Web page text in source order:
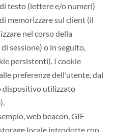
testo (lettere e/o numeri)
memorizzare sul client (il
nel corso della
sessione) o in seguito,
persistenti). I cookie
preferenze dell’utente, dal
dispositivo utilizzato
web beacon, GIF
locale introdotte con